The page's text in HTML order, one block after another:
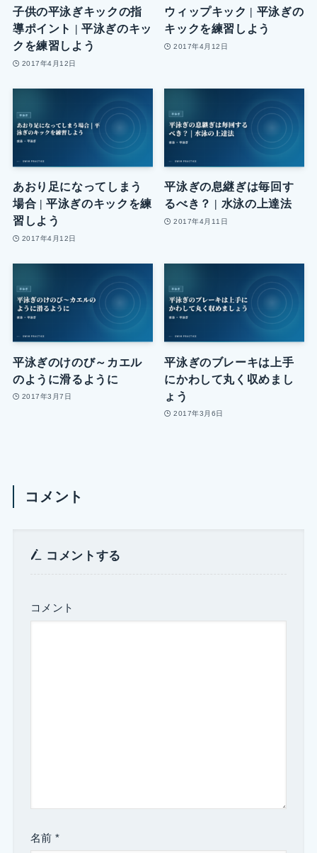
子供の平泳ぎキックの指
導ポイント | 平泳ぎのキッ
クを練習しよう
2017年4月12日
ウィップキック | 平泳ぎの
キックを練習しよう
2017年4月12日
あおり足になってしまう
場合 | 平泳ぎのキックを練
習しよう
2017年4月12日
平泳ぎの息継ぎは毎回す
るべき？ | 水泳の上達法
2017年4月11日
平泳ぎのけのび～カエル
のように滑るように
2017年3月7日
平泳ぎのブレーキは上手
にかわして丸く収めまし
ょう
2017年3月6日
コメント
コメントする
コメント
名前*